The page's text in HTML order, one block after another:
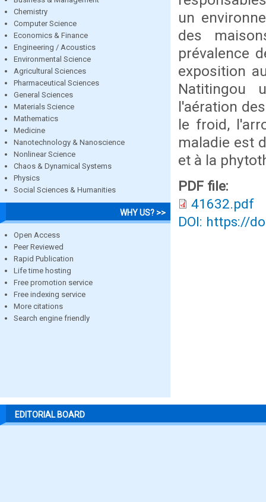
Chemistry
Computer Science
Economics & Finance
Engineering / Acoustics
Environmental Science
Agricultural Sciences
Pharmaceutical Sciences
General Sciences
Materials Science
Mathematics
Medicine
Nanotechnology & Nanoscience
Nonlinear Science
Chaos & Dynamical Systems
Physics
Social Sciences & Humanities
WHY US? >>
Open Access
Peer Reviewed
Rapid Publication
Life time hosting
Free promotion service
Free indexing service
More citations
Search engine friendly
un
des
prévalence
exposition
Natitingou
l'aération
le froid,
maladie est
et à la
PDF file:
41632.pdf
DOI: https://
EDITORIAL BOARD